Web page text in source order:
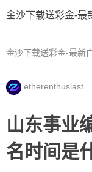
金沙下载送彩金-最
金沙下载送彩金-最新
etherenthusiast
山东事业
名时间是